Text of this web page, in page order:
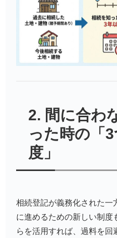
2. 間に合わ
った時の「3
度」
相続登記が義務化された一
に進めるための新しい制度
らを活用すれば、過料を回